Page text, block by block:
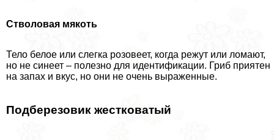
Стволовая мякоть
Тело белое или слегка розовеет, когда режут или ломают,
но не синеет – полезно для идентификации. Гриб приятен
на запах и вкус, но они не очень выраженные.
Подберезовик жестковатый